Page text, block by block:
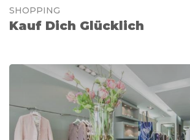
SHOPPING
Kauf Dich Glücklich